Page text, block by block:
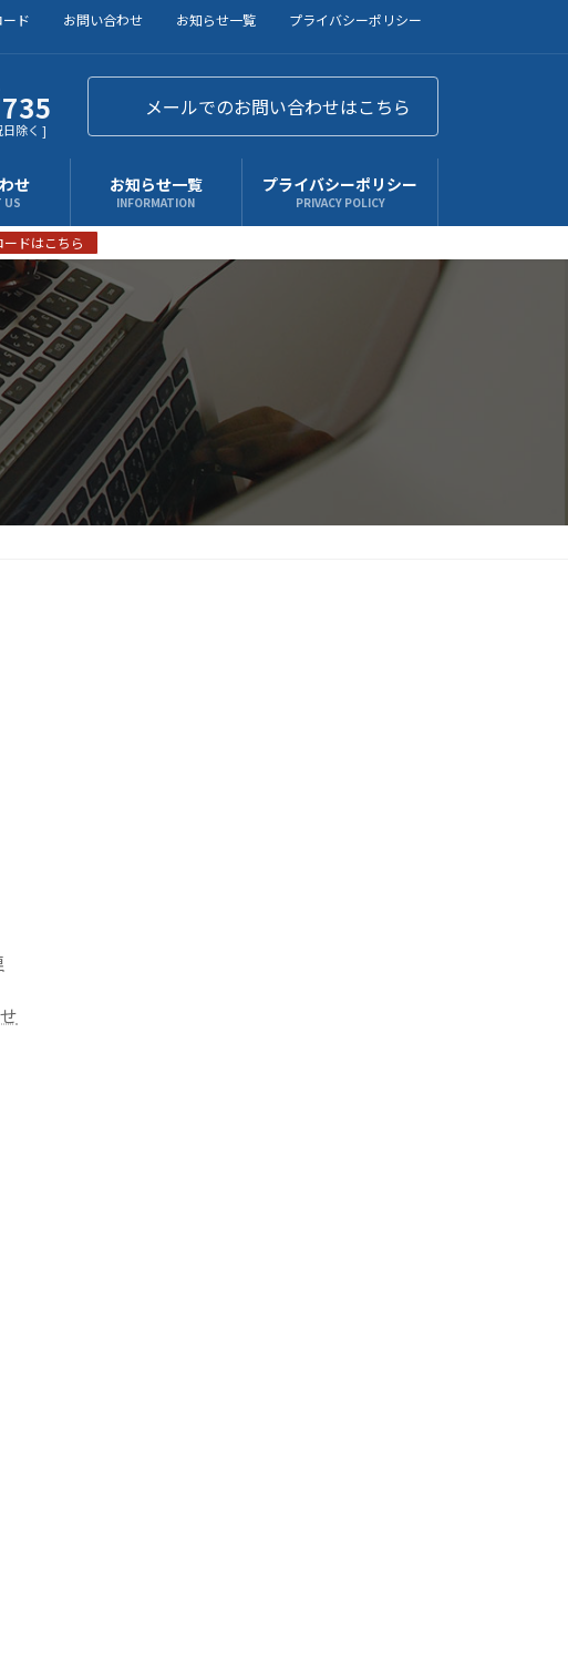
ド お問い合わせ お知らせ一覧 プライバシーポリシー
除く ]
メールでのお問い合わせはこちら
せ
US
お知らせ一覧
INFORMATION
プライバシーポリシー
PRIVACY POLICY
ードはこちら